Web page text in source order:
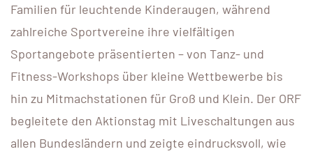
Familien für leuchtende Kinderaugen, während
zahlreiche Sportvereine ihre vielfältigen
Sportangebote präsentierten – von Tanz- und
Fitness-Workshops über kleine Wettbewerbe bis
hin zu Mitmachstationen für Groß und Klein. Der ORF
begleitete den Aktionstag mit Liveschaltungen aus
allen Bundesländern und zeigte eindrucksvoll, wie